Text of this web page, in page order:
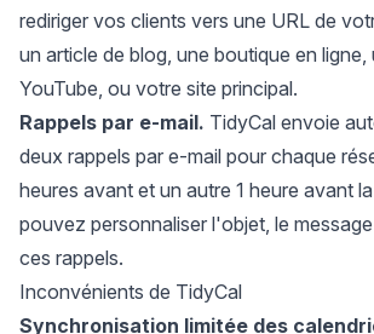
rediriger vos clients vers une URL de
un article de blog, une boutique en ligne,
YouTube, ou votre site principal.
Rappels par e-mail. TidyCal envoie
deux rappels par e-mail pour chaque
heures avant et un autre 1 heure avant
pouvez personnaliser l'objet, le
ces rappels.
Inconvénients de TidyCal
Synchronisation limitée des